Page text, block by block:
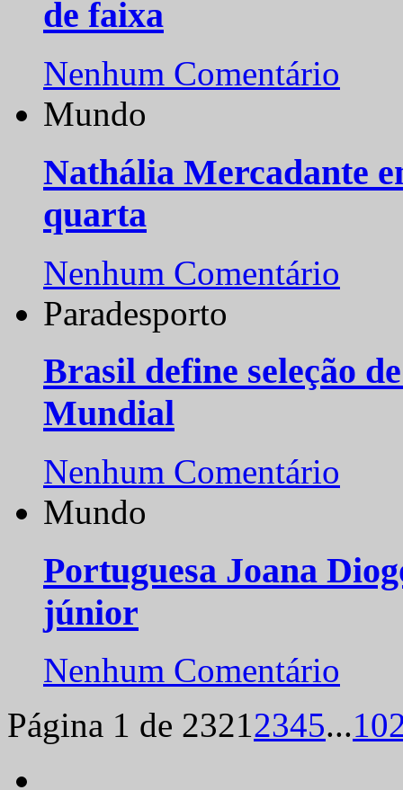
de faixa
Nenhum Comentário
Mundo
Nathália Mercadante
quarta
Nenhum Comentário
Paradesporto
Brasil define seleção
Mundial
Nenhum Comentário
Mundo
Portuguesa Joana
júnior
Nenhum Comentário
Página 1 de 23212345...10